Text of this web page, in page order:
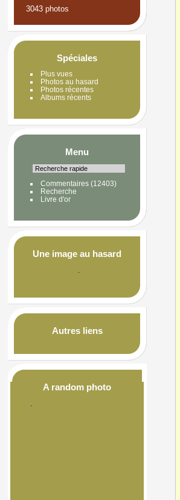
3043 photos
Spéciales
Plus vues
Photos au hasard
Photos récentes
Albums récents
Menu
Commentaires(12403)
Recherche
Livre d'or
Une image au hasard
Autres liens
A random photo